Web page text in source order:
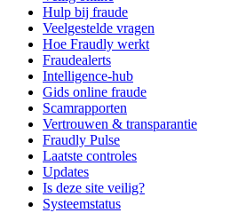
Hulp bij fraude
Veelgestelde vragen
Hoe Fraudly werkt
Fraudealerts
Intelligence-hub
Gids online fraude
Scamrapporten
Vertrouwen & transparantie
Fraudly Pulse
Laatste controles
Updates
Is deze site veilig?
Systeemstatus